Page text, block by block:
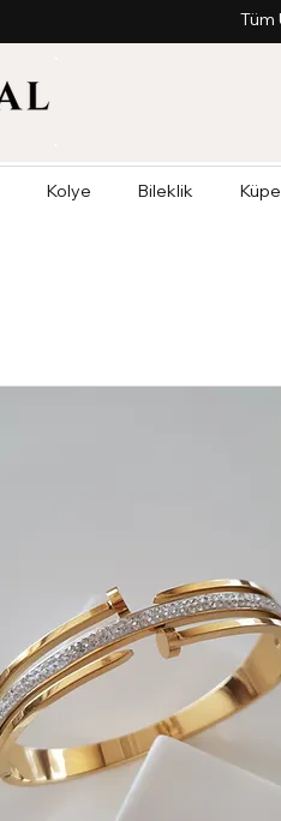
Tüm
Kolye Bileklik Küpe